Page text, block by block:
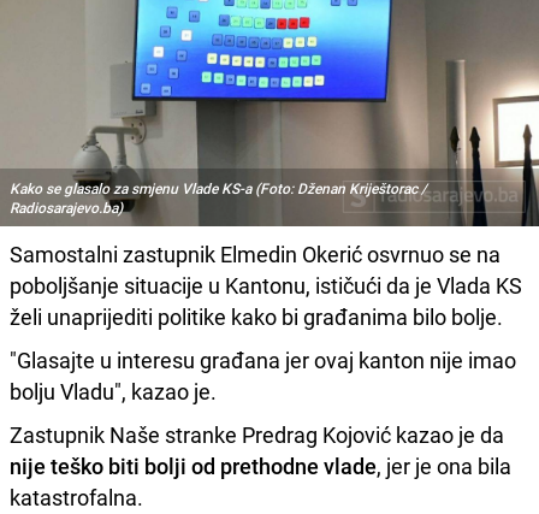
Kako se glasalo za smjenu Vlade KS-a (Foto: Dženan Kriještorac /
Radiosarajevo.ba)
Samostalni zastupnik Elmedin Okerić osvrnuo se na
poboljšanje situacije u Kantonu, ističući da je Vlada KS
želi unaprijediti politike kako bi građanima bilo bolje.
"Glasajte u interesu građana jer ovaj kanton nije imao
bolju Vladu", kazao je.
Zastupnik Naše stranke Predrag Kojović kazao je da
nije teško biti bolji od prethodne vlade, jer je ona bila
katastrofalna.